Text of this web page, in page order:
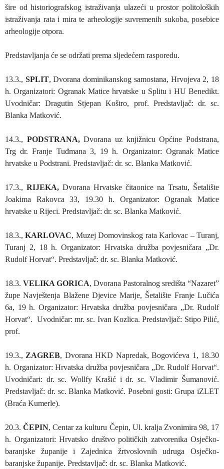
šire od historiografskog istraživanja ulazeći u prostor politoloških
istraživanja rata i mira te arheologije suvremenih sukoba, posebice
arheologije otpora.
Predstavljanja će se održati prema sljedećem rasporedu.
13.3., SPLIT, Dvorana dominikanskog samostana, Hrvojeva 2, 18
h. Organizatori: Ogranak Matice hrvatske u Splitu i HU Benedikt.
Uvodničar: Dragutin Stjepan Koštro, prof. Predstavljač: dr. sc.
Blanka Matković.
14.3., PODSTRANA,Dvorana uz knjižnicu Općine Podstrana,
Trg dr. Franje Tuđmana 3, 19 h. Organizator: Ogranak Matice
hrvatske u Podstrani. Predstavljač: dr. sc. Blanka Matković.
17.3., RIJEKA, Dvorana Hrvatske čitaonice na Trsatu, Šetalište
Joakima Rakovca 33, 19.30 h. Organizator: Ogranak Matice
hrvatske u Rijeci. Predstavljač: dr. sc. Blanka Matković.
18.3.,KARLOVAC, Muzej Domovinskog rata Karlovac – Turanj,
Turanj 2, 18 h. Organizator: Hrvatska družba povjesničara „Dr.
Rudolf Horvat“. Predstavljač: dr. sc. Blanka Matković.
18.3. VELIKA GORICA, Dvorana Pastoralnog središta “Nazaret”
župe Navještenja Blažene Djevice Marije, Šetalište Franje Lučića
6a, 19 h. Organizator: Hrvatska družba povjesničara „Dr. Rudolf
Horvat“. Uvodničar: mr. sc. Ivan Kozlica. Predstavljač: Stipo Pilić,
prof.
19.3., ZAGREB, Dvorana HKD Napredak, Bogovićeva 1, 18.30
h. Organizator: Hrvatska družba povjesničara „Dr. Rudolf Horvat“.
Uvodničari: dr. sc. Wollfy Krašić i dr. sc. Vladimir Šumanović.
Predstavljač: dr. sc. Blanka Matković. Posebni gosti: Grupa iZLET
(Braća Kumerle).
20.3.ČEPIN, Centar za kulturu Čepin, Ul. kralja Zvonimira 98, 17
h. Organizatori: Hrvatsko društvo političkih zatvorenika Osječko-
baranjske županije i Zajednica žrtvoslovnih udruga Osječko-
baranjske županije. Predstavljač: dr. sc. Blanka Matković.